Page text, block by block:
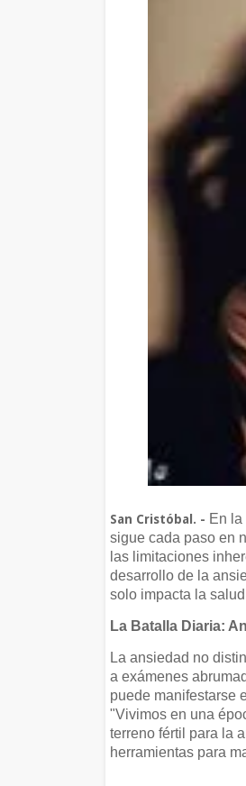
San Cristóbal. - En
sigue cada paso en
las limitaciones
desarrollo de la
solo impacta la
La Batalla Diaria:
La ansiedad no
a exámenes
puede manifestarse
"Vivimos en una
terreno fértil para la
herramientas para